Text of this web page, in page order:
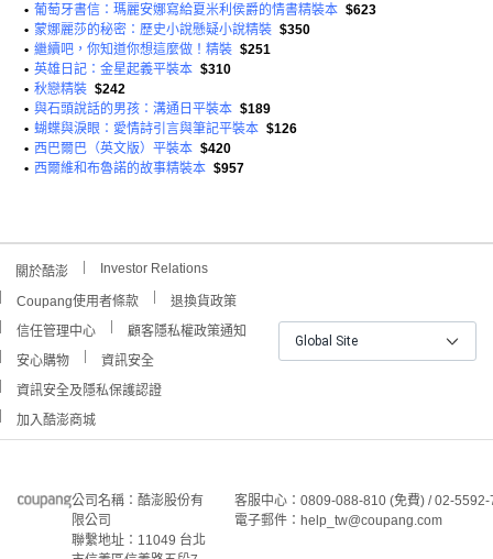
• 葡萄牙書信：瑪麗安娜寫給夏米利侯爵的情書精裝本 $623
• 蒙娜麗莎的秘密：歷史小說懸疑小說精裝 $350
• 繼續吧，你知道你想這麼做！精裝 $251
• 英雄日記：金星起義平裝本 $310
• 秋戀精裝 $242
• 與石頭說話的男孩：溝通日平裝本 $189
• 蝴蝶與淚眼：愛情詩引言與筆記平裝本 $126
• 西巴爾巴（英文版）平裝本 $420
• 西爾維和布魯諾的故事精裝本 $957
關於酷澎 Investor Relations
Coupang使用者條款
退換貨政策
信任管理中心
顧客隱私權政策通知
安心購物
資訊安全
資訊安全及隱私保護認證
加入酷澎商城
Global Site
公司名稱：酷澎股份有
限公司
聯繫地址：11049 台北
客服中心：0809-088-810 (免費) / 02-
電子郵件：help_tw@coupang.com